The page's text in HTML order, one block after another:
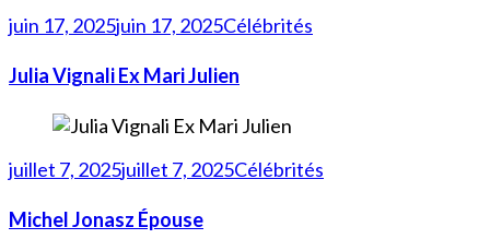
juin 17, 2025juin 17, 2025Célébrités
Julia Vignali Ex Mari Julien
juillet 7, 2025juillet 7, 2025Célébrités
Michel Jonasz Épouse